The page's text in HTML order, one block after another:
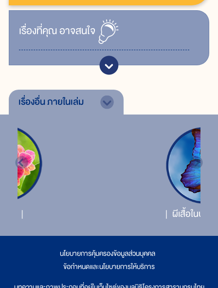
เรื่ิองที่คุณอาจสนใจ
เรื่องอื่นภายในเล่ม
นโยบายการคุ้มครองข้อมูลส่วนบุคคล
ข้อกำหนดและนโยบายการให้บริการ